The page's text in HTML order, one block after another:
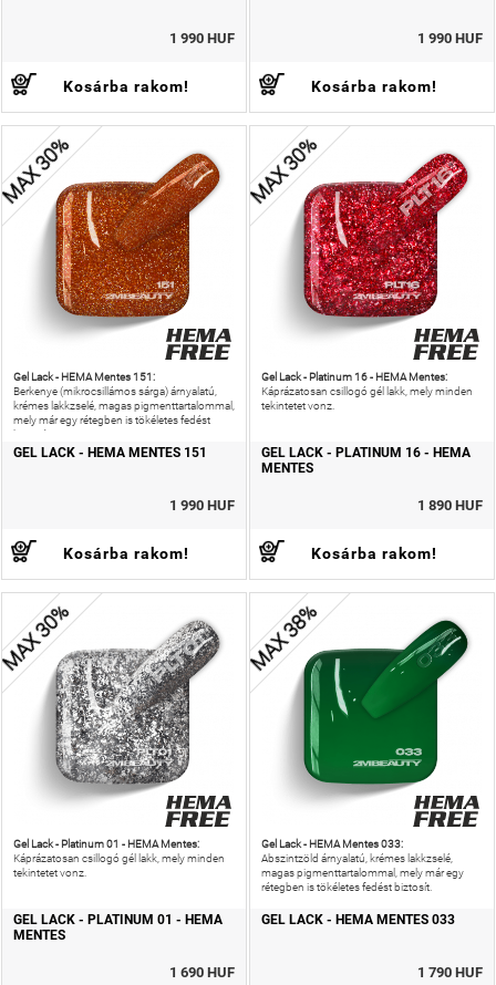
1 990 HUF
Kosárba rakom!
1 990 HUF
Kosárba rakom!
30%
Gel Lack - HEMA Mentes 151:
Berkenye (mikrocsillámos sárga) árnyalatú,
krémes lakkzselé, magas pigmenttartalommal,
mely már egy rétegben is tökéletes fedést
biztosít.
GEL LACK - HEMA MENTES 151
1 990 HUF
Kosárba rakom!
MAX 30%
Gel Lack - Platinum 16 - HEMA Mentes:
Káprázatosan csillogó gél lakk, mely minden
tekintetet vonz.
GEL LACK - PLATINUM 16 - HEMA
MENTES
1 890 HUF
Kosárba rakom!
30%
Gel Lack - Platinum 01 - HEMA Mentes:
Káprázatosan csillogó gél lakk, mely minden
tekintetet vonz.
GEL LACK - PLATINUM 01 - HEMA
MENTES
1 690 HUF
MAX 38%
Gel Lack - HEMA Mentes 033:
Abszintzöld árnyalatú, krémes lakkzselé,
magas pigmenttartalommal, mely már egy
rétegben is tökéletes fedést biztosít.
GEL LACK - HEMA MENTES 033
1 790 HUF